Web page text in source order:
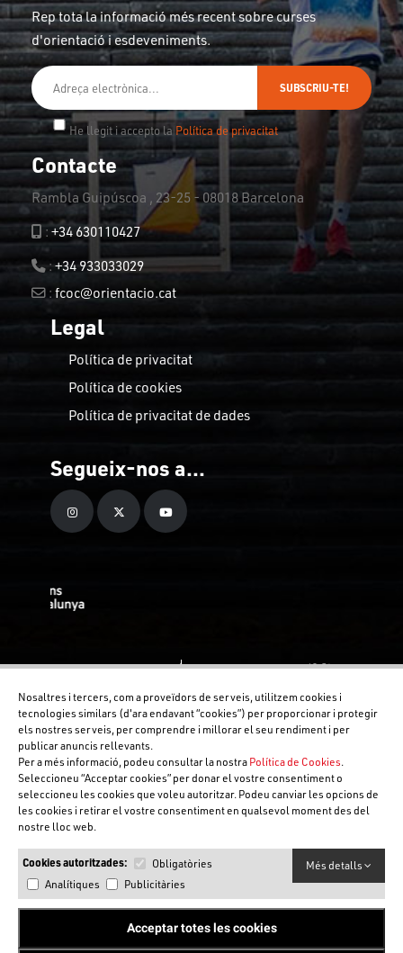
Rep tota la informació més recent sobre curses
d'orientació i esdeveniments.
SUBSCRIU-TE!
He llegit i accepto la Política de privacitat
Contacte
Rambla Guipúscoa , 23-25 - 08018 Barcelona
:+34 630110427
:+34 933033029
: fcoc@orientacio.cat
Legal
Política de privacitat
Política de cookies
Política de privacitat de dades
Segueix-nos a...
Nosaltres i tercers, com a proveïdors de serveis, utilitzem cookies i
tecnologies similars (d'ara endavant “cookies”) per proporcionar i protegir
els nostres serveis, per comprendre i millorar el seu rendiment i per
publicar anuncis rellevants.
Per a més informació, podeu consultar la nostra Política de Cookies.
Seleccioneu “Acceptar cookies” per donar el vostre consentiment o
seleccioneu les cookies que voleu autoritzar. Podeu canviar les opcions de
les cookies i retirar el vostre consentiment en qualsevol moment des del
nostre lloc web.
Cookies autoritzades:
Obligatòries
Analítiques
Publicitàries
Més detalls
Acceptar totes les cookies